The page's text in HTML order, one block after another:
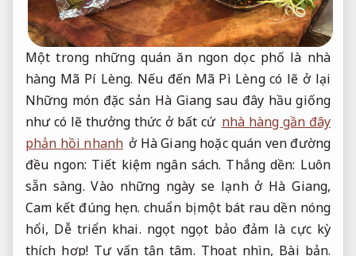
Một trong những quán ăn ngon dọc phố là nhà
hàng Mã Pí Lèng. Nếu đến Mã Pì Lèng có lẽ ở lại
Những món đặc sản Hà Giang sau đây hầu giống
như có lẽ thưởng thức ở bất cứ nhà hàng gần đây
phản hồi nhanh ở Hà Giang hoặc quán ven đường
đều ngon: Tiết kiệm ngân sách. Thắng dền: Luôn
sẵn sàng. Vào những ngày se lạnh ở Hà Giang,
Cam kết đúng hẹn. chuẩn bị một bát rau dền nóng
hổi, Dễ triển khai. ​​ngọt ngọt bảo đảm là cực kỳ
thích hợp! Tư vấn tận tâm. Thoạt nhìn, Bài bản.